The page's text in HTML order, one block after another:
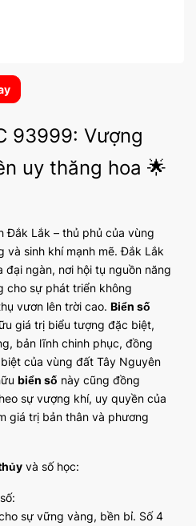
93999: Vượng
uy thăng hoa 🌟
Đắk Lắk – thủ phủ của vùng
và sinh khí mạnh mẽ. Đắk Lắk
đại ngàn, nơi hội tụ nguồn năng
cho sự phát triển không
vươn lên trời cao. Biển số
giá trị biểu tượng đặc biệt,
bản lĩnh chinh phục, đồng
của vùng đất Tây Nguyên
biển số này cũng đồng
sự vượng khí, uy quyền của
giá trị bản thân và phương
và số học:
sự vững vàng, bền bỉ. Số 4